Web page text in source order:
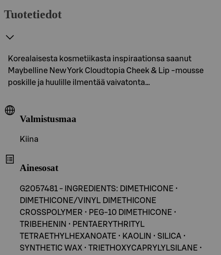
Tuotetiedot
Korealaisesta kosmetiikasta inspiraationsa saanut
Maybelline New York Cloudtopia Cheek & Lip -mousse
poskille ja huulille ilmentää vaivatonta…
Valmistusmaa
Kiina
Ainesosat
G2057481 - INGREDIENTS: DIMETHICONE •
DIMETHICONE/VINYL DIMETHICONE
CROSSPOLYMER • PEG-10 DIMETHICONE •
TRIBEHENIN • PENTAERYTHRITYL
TETRAETHYLHEXANOATE • KAOLIN • SILICA •
SYNTHETIC WAX • TRIETHOXYCAPRYLYLSILANE •